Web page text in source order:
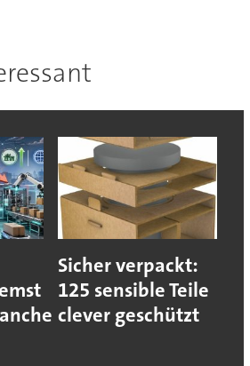
Sicher verpackt:
125 sensible Teile
clever geschützt